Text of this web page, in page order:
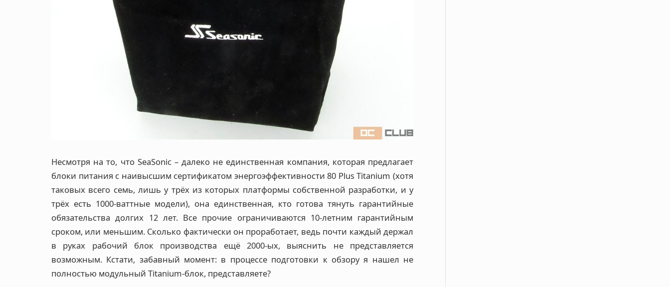
Несмотря на то, что SeaSonic – далеко не единственная компания, которая предлагает
блоки питания с наивысшим сертификатом энергоэффективности 80 Plus Titanium (хотя
таковых всего семь, лишь у трёх из которых платформы собственной разработки, и у
трёх есть 1000-ваттные модели), она единственная, кто готова тянуть гарантийные
обязательства долгих 12 лет. Все прочие ограничиваются 10-летним гарантийным
сроком, или меньшим. Сколько фактически он проработает, ведь почти каждый держал
в руках рабочий блок производства ещё 2000-ых, выяснить не представляется
возможным. Кстати, забавный момент: в процессе подготовки к обзору я нашел не
полностью модульный Titanium-блок, представляете?